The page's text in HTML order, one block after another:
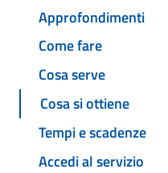
Approfondimenti
Come fare
Cosa serve
Cosa si ottiene
Tempi e scadenze
Accedi al servizio